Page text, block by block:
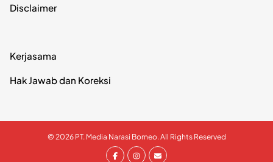
Disclaimer
Kerjasama
Hak Jawab dan Koreksi
© 2026 PT. Media Narasi Borneo. All Rights Reserved